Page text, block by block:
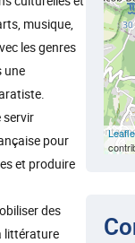
musique,
les genres
une
servir
pour
et produire
des
littérature